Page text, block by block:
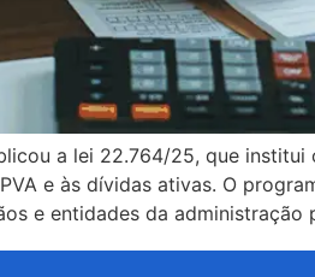
a lei 22.764/25, que
e às dívidas ativas. O
e entidades da